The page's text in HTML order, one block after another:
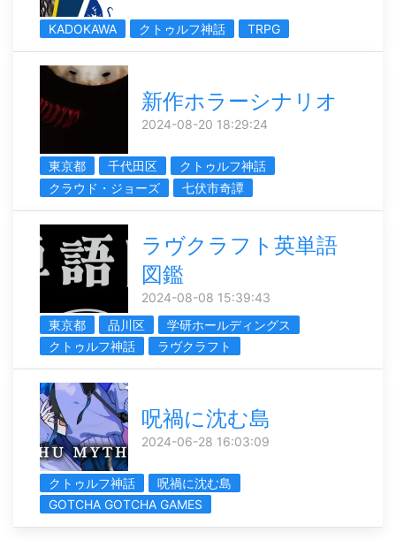
KADOKAWA クトゥルフ神話 TRPG
新作ホラーシナリオ
2024-08-20 18:29:24
東京都 千代田区
クトゥルフ神話
クラウド・ジョーズ
七伏市奇譚
ラヴクラフト英単語
図鑑
2024-08-08 15:39:43
東京都
品川区
学研ホールディングス
クトゥルフ神話
ラヴクラフト
呪禍に沈む島
2024-06-28 16:03:09
クトゥルフ神話
呪禍に沈む島
GOTCHA GOTCHA GAMES